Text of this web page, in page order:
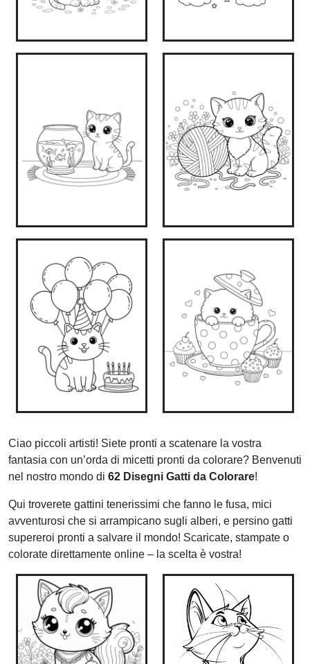
Ciao piccoli artisti! Siete pronti a scatenare la vostra
fantasia con un’orda di micetti pronti da colorare? Benvenuti
nel nostro mondo di 62 Disegni Gatti da Colorare!
Qui troverete gattini tenerissimi che fanno le fusa, mici
avventurosi che si arrampicano sugli alberi, e persino gatti
supereroi pronti a salvare il mondo! Scaricate, stampate o
colorate direttamente online – la scelta è vostra!